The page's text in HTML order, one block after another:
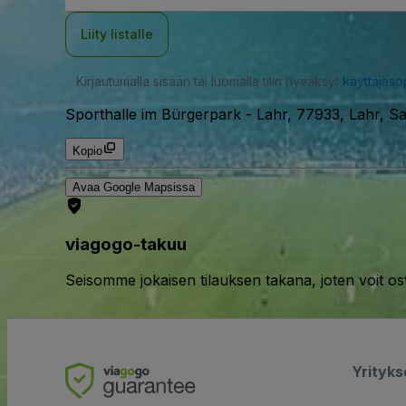
Liity listalle
Kirjautumalla sisään tai luomalla tilin hyväksyt
Sporthalle im Bürgerpark - Lahr, 77933, Lahr,
Kopio
Avaa Google Mapsissa
viagogo-takuu
Seisomme jokaisen tilauksen takana, joten voit